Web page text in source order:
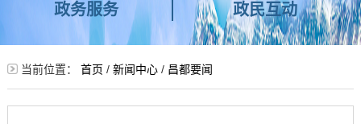
政务服务 政民互动
当前位置： 首页 / 新闻中心/ 昌都要闻